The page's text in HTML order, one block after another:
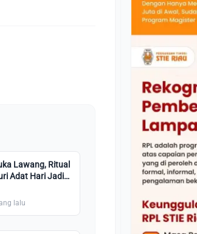
Lawang, Ritual
Adat Hari Jadi
lalu